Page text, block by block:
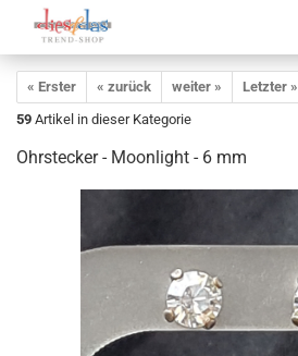
« Erster « zurück weiter »
Letzter »
59 Artikel in dieser Kategorie
Ohrstecker - Moonlight - 6 mm